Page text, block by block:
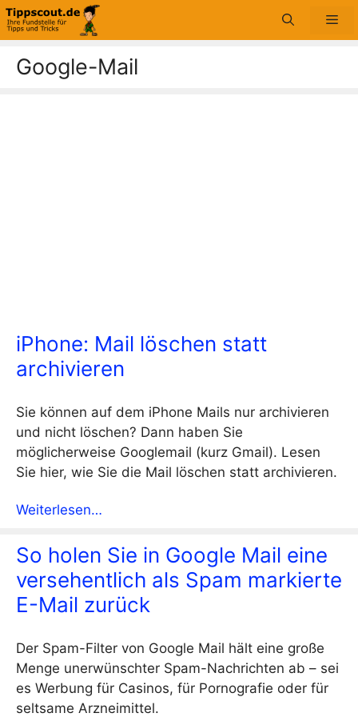
Zum
Inhalt
Google-Mail
iPhone: Mail löschen statt
archivieren
Sie können auf dem iPhone Mails nur archivieren
und nicht löschen? Dann haben Sie
möglicherweise Googlemail (kurz Gmail). Lesen
Sie hier, wie Sie die Mail löschen statt archivieren.
Weiterlesen…
So holen Sie in Google Mail eine
versehentlich als Spam markierte
E-Mail zurück
Der Spam-Filter von Google Mail hält eine große
Menge unerwünschter Spam-Nachrichten ab – sei
es Werbung für Casinos, für Pornografie oder für
seltsame Arzneimittel.